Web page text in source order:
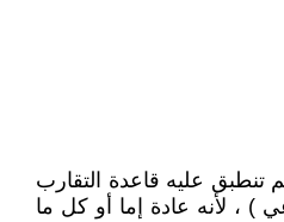
تنطبق عليه قاعدة التقارب
) ، لأنه عادة إما أو كل ما